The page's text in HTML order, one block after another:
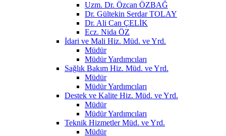
Uzm. Dr. Özcan ÖZBAĞ
Dr. Gültekin Serdar TOLAY
Dr. Ali Can ÇELİK
Ecz. Nida ÖZ
İdari ve Mali Hiz. Müd. ve Yrd.
Müdür
Müdür Yardımcıları
Sağlık Bakım Hiz. Müd. ve Yrd.
Müdür
Müdür Yardımcıları
Destek ve Kalite Hiz. Müd. ve Yrd.
Müdür
Müdür Yardımcıları
Teknik Hizmetler Müd. ve Yrd.
Müdür